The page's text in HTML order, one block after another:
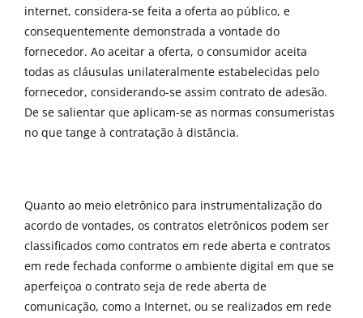
internet, considera-se feita a oferta ao público, e
consequentemente demonstrada a vontade do
fornecedor. Ao aceitar a oferta, o consumidor aceita
todas as cláusulas unilateralmente estabelecidas pelo
fornecedor, considerando-se assim contrato de adesão.
De se salientar que aplicam-se as normas consumeristas
no que tange à contratação à distância.
Quanto ao meio eletrônico para instrumentalização do
acordo de vontades, os contratos eletrônicos podem ser
classificados como contratos em rede aberta e contratos
em rede fechada conforme o ambiente digital em que se
aperfeiçoa o contrato seja de rede aberta de
comunicação, como a Internet, ou se realizados em rede